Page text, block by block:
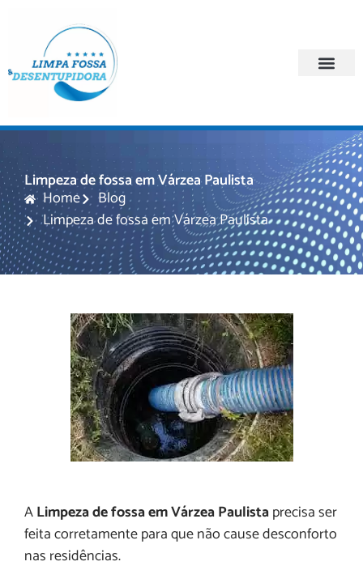
Limpeza de fossa em Várzea Paulista
Home
Blog
Limpeza de fossa em Várzea Paulista
ALimpeza de fossa em Várzea Paulistaprecisa ser
feita corretamente para que não cause desconforto
nas residências.